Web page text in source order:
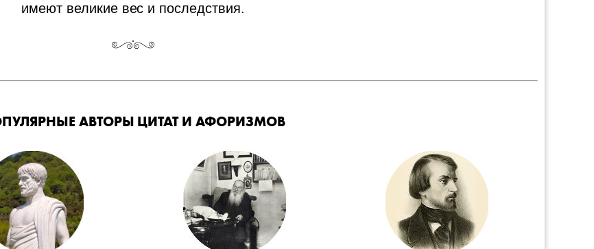
имеют великие вес и последствия.
АВТОРЫ ЦИТАТ И АФОРИЗМОВ